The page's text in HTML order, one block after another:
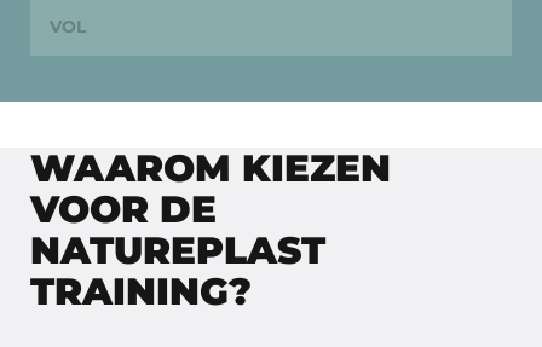
VOL
WAAROM KIEZEN
VOOR DE
NATUREPLAST
TRAINING?